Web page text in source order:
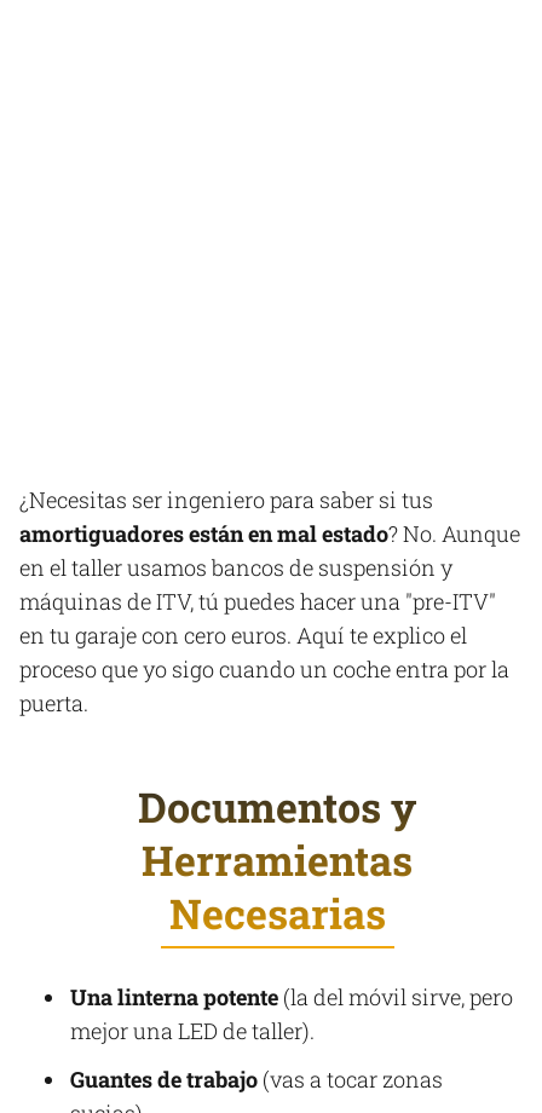
¿Necesitas ser ingeniero para saber si tus
amortiguadores están en mal estado? No. Aunque
en el taller usamos bancos de suspensión y
máquinas de ITV, tú puedes hacer una "pre-ITV"
en tu garaje con cero euros. Aquí te explico el
proceso que yo sigo cuando un coche entra por la
puerta.
Documentos y
Herramientas
Necesarias
Una linterna potente (la del móvil sirve, pero
mejor una LED de taller).
Guantes de trabajo (vas a tocar zonas